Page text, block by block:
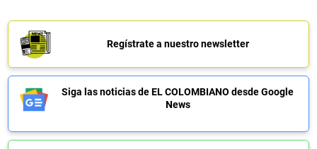
Regístrate a nuestro newsletter
Siga las noticias de EL COLOMBIANO desde Google
News